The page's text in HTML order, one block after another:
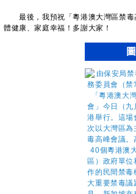
最後，我預祝「粵港澳大灣區禁毒
體健康、家庭幸福！多謝大家！